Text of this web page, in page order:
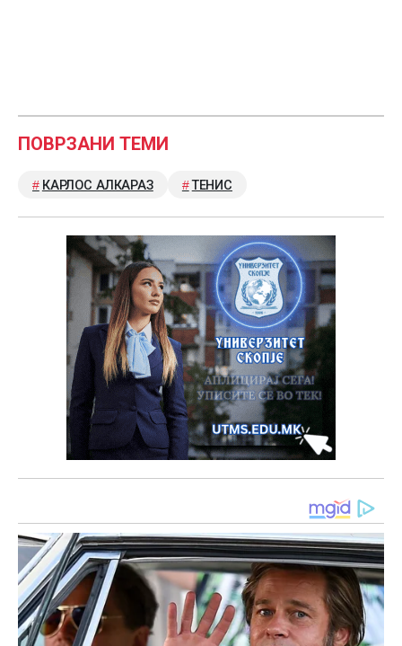
ПОВРЗАНИ ТЕМИ
КАРЛОС АЛКАРАЗ ТЕНИС